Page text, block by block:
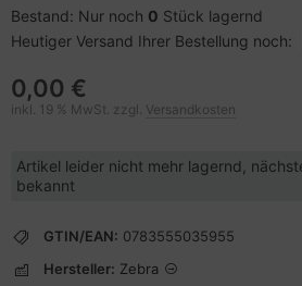
Bestand: Nur noch 0 Stück lagernd
Heutiger Versand Ihrer Bestellung noch:
0,00 €
inkl. 19 % MwSt. zzgl. Versandkosten
Artikel leider nicht mehr lagernd,
bekannt
GTIN/EAN: 0783555035955
Hersteller: Zebra
Mainboards